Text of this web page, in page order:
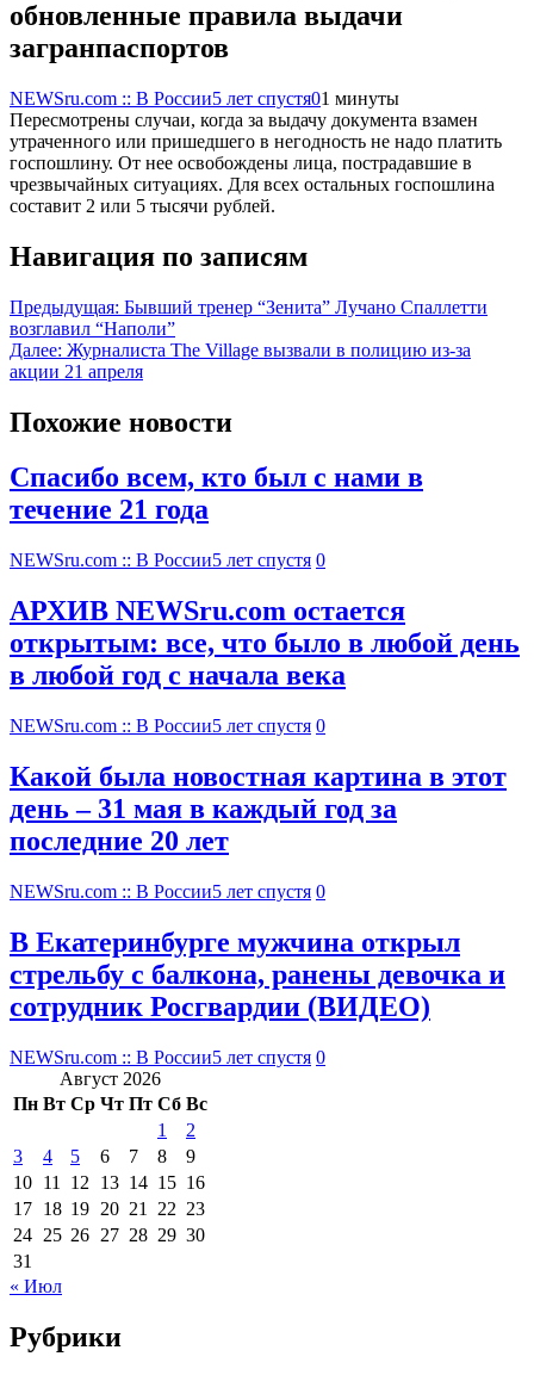
обновленные правила выдачи
загранпаспортов
NEWSru.com :: В России5 лет спустя01 минуты
Пересмотрены случаи, когда за выдачу документа взамен
утраченного или пришедшего в негодность не надо платить
госпошлину. От нее освобождены лица, пострадавшие в
чрезвычайных ситуациях. Для всех остальных госпошлина
составит 2 или 5 тысячи рублей.
Навигация по записям
Предыдущая: Бывший тренер “Зенита” Лучано Спаллетти
возглавил “Наполи”
Далее: Журналиста The Village вызвали в полицию из-за
акции 21 апреля
Похожие новости
Спасибо всем, кто был с нами в
течение 21 года
NEWSru.com :: В России5 лет спустя 0
АРХИВ NEWSru.com остается
открытым: все, что было в любой день
в любой год с начала века
NEWSru.com :: В России5 лет спустя 0
Какой была новостная картина в этот
день – 31 мая в каждый год за
последние 20 лет
NEWSru.com :: В России5 лет спустя 0
В Екатеринбурге мужчина открыл
стрельбу с балкона, ранены девочка и
сотрудник Росгвардии (ВИДЕО)
NEWSru.com :: В России5 лет спустя 0
Август 2026
Пн Вт Ср Чт Пт Сб Вс
1
2
3
4 5 6 7 8
9
10 11 12 13 14 15 16
17 18 19 20 21 22 23
24 25 26 27 28 29 30
31
« Июл
Рубрики